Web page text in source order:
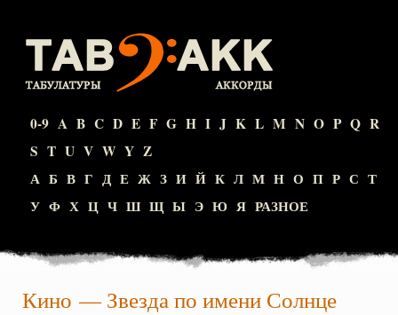
0-9 A B C D E F G H I J K L M N O P Q R
S T U V W Y Z
А Б В Г Д Е Ж З И Й К Л М Н О П Р С Т
У Ф Х Ц Ч Ш Щ Ы Э Ю Я РАЗНОЕ
Кино — Звезда по имени Солнце